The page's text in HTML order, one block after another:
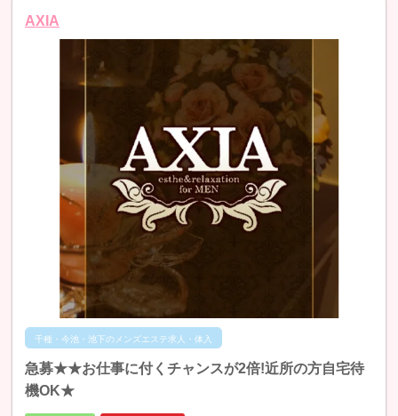
AXIA
千種・今池・池下のメンズエステ求人・体入
急募★★お仕事に付くチャンスが2倍!近所の方自宅待
機OK★